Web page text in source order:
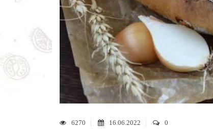
6270 16.06.2022 0